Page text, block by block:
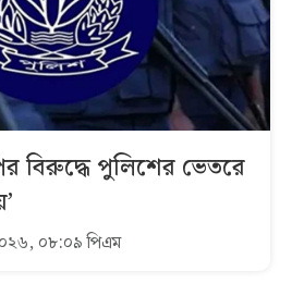
বিরুদ্ধে পুলিশের ভেতরে
০৮:০৯ পিএম